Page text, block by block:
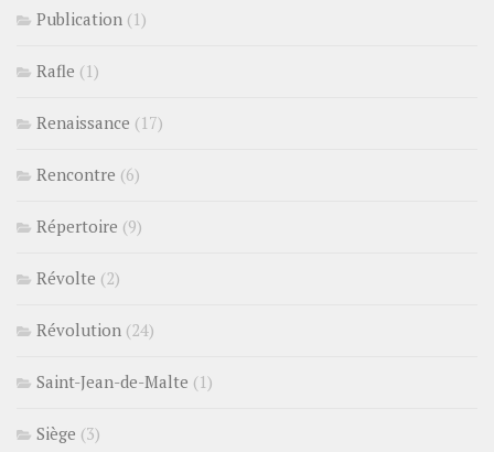
Publication (1)
Rafle (1)
Renaissance (17)
Rencontre (6)
Répertoire (9)
Révolte (2)
Révolution (24)
Saint-Jean-de-Malte (1)
Siège (3)